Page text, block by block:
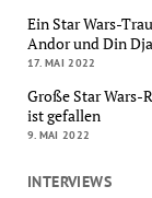
Ein Star Wars-
Andor und Din
17. MAI 2022
Große Star Wars-
ist gefallen
9. MAI 2022
INTERVIEWS